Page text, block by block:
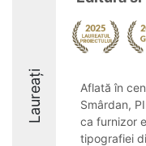
Laureați
Aflată în
Smârdan,
ca furnizor
tipografiei